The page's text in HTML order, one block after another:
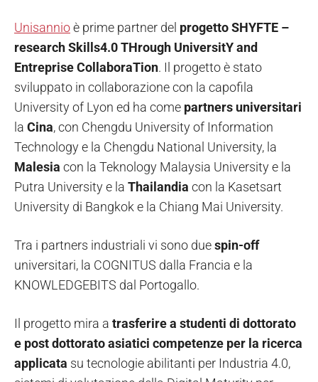
Unisannioè prime partner del progetto SHYFTE –
research Skills4.0 THrough UniversitY and
Entreprise CollaboraTion. Il progetto è stato
sviluppato in collaborazione con la capofila
University of Lyon ed ha come partners universitari
la Cina, con Chengdu University of Information
Technology e la Chengdu National University, la
Malesia con la Teknology Malaysia University e la
Putra University e la Thailandia con la Kasetsart
University di Bangkok e la Chiang Mai University.
Tra i partners industriali vi sono duespin-off
universitari, la COGNITUS dalla Francia e la
KNOWLEDGEBITS dal Portogallo.
Il progetto mira a trasferire a studenti di dottorato
e post dottorato asiatici competenze per la ricerca
applicata su tecnologie abilitanti per Industria 4.0,